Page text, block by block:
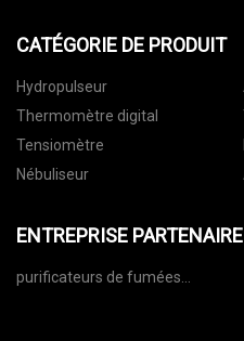
CATÉGORIE DE PRODUIT
Hydropulseur
Thermomètre digital
Tensiomètre
Nébuliseur
ENTREPRISE PARTENAIRE
purificateurs de fumées